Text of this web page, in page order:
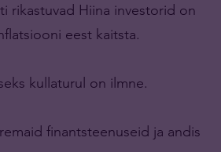
rikastuvad Hiina investorid on
eest kaitsta.
kullaturul on ilmne.
finantsteenuseid ja andis